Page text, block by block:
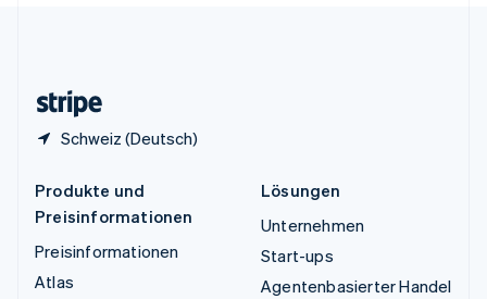
Schweiz (Deutsch)
Produkte und
Preisinformationen
Preisinformationen
Atlas
Lösungen
Unternehmen
Start-ups
Agentenbasierter Handel